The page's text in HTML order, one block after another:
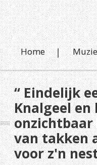
Home
“ Eindelijk
Knalgeel
onzichtbaar
van takken
voor z'n